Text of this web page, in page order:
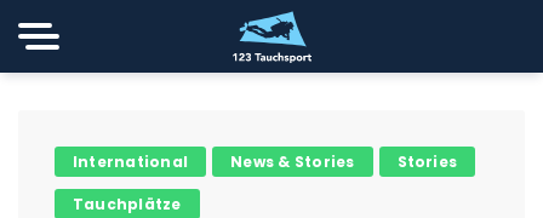
International News & Stories Stories
Tauchplätze